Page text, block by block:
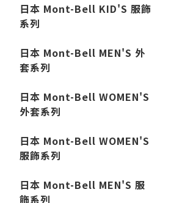
日本 Mont-Bell KID'S 服飾
系列
日本 Mont-Bell MEN'S 外
套系列
日本 Mont-Bell WOMEN'S
外套系列
日本 Mont-Bell WOMEN'S
服飾系列
日本 Mont-Bell MEN'S 服
飾系列